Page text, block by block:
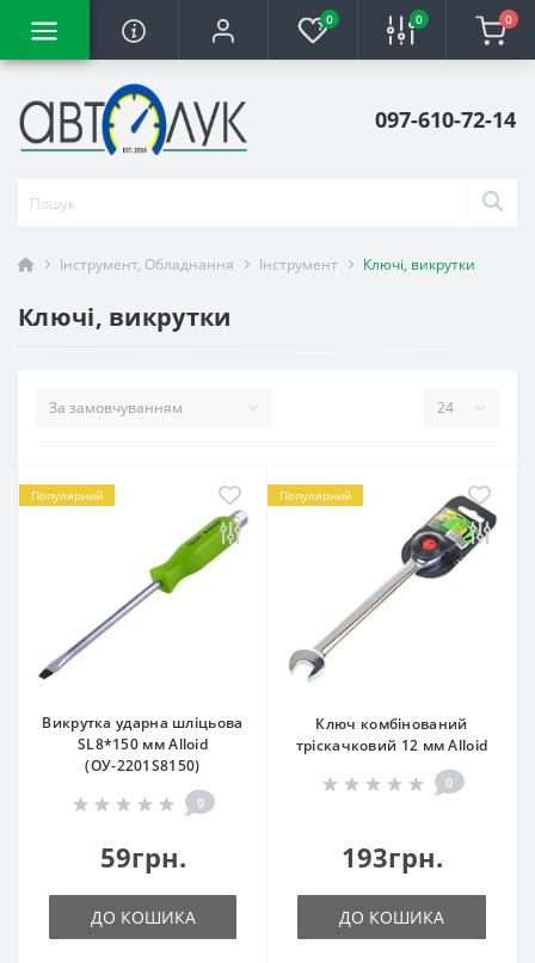
0 0 0
097-610-72-14
Інструмент, Обладнання Інструмент Ключі, викрутки
Ключі, викрутки
Популярний
Викрутка ударна шліцьова
SL8*150 мм Alloid
(ОУ-2201S8150)
0
59грн.
ДО КОШИКА
Популярний
Ключ комбінований
тріскачковий 12 мм Alloid
0
193грн.
ДО КОШИКА